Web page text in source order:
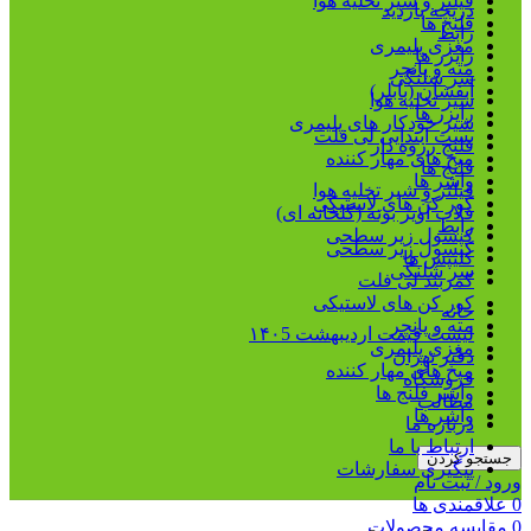
دریچه بازدید
رابط
رایزر ها
سر شلنگی
شیر تخلیه هوا
شیر خودکار های پلیمری
فلنج رزوه دار
فلنج ها
فیلتر و شیر تخلیه هوا
قلاب آویز بوته (گلخانه ای)
کپسول زیر سطحی
کلیپس ها
کمربند لی فلت
کور کن های لاستیکی
مته و پانچر
مغزی پلیمری
میخ های مهار کننده
واشر فلنج ها
واشر ها
جستجو کردن
ورود / ثبت نام
0 علاقمندی ها
0 مقایسه محصولات
فلنج ها
مغزی پلیمری
مته و پانچر
آبفشان (بابلر)
رایزر ها
بست ابتدایی لی فلت
میخ های مهار کننده
واشر ها
کور کن های لاستیکی
رابط
کپسول زیر سطحی
سر شلنگی
خانه
لیست قیمت اردیبهشت ۱۴۰5
دفتر تهران
فروشگاه
مطالب
درباره ما
ارتباط با ما
پیگیری سفارشات